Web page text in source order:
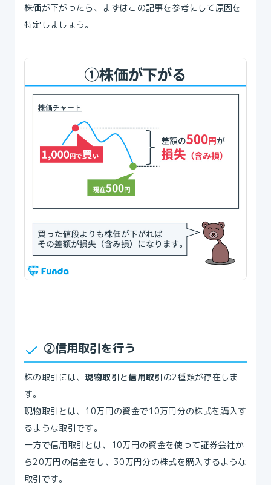
株価が下がったら、まずはこの記事を参考にして原因を
特定しましょう。
②信用取引を行う
株の取引には、現物取引と信用取引の2種類が存在しま
す。
現物取引とは、10万円の資金で10万円分の株式を購入す
るような取引です。
一方で信用取引とは、10万円の資金を使って証券会社か
ら20万円の借金をし、30万円分の株式を購入するような
取引です。